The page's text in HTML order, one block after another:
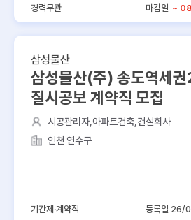
경력무관 마감일 ~
삼성물산
삼성물산(주) 송도역세
질시공보 계약직 모집
시공관리자,아파트건축,건설회사
인천 연수구
기간제·계약직 등록일 26/